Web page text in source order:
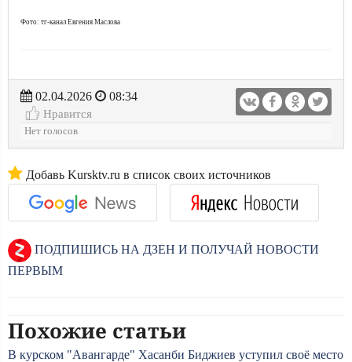
Фото: тг-канал Евгения Маслова
02.04.2026
08:34
Нравится
Нет голосов
Добавь Kursktv.ru в список своих источников
ПОДПИШИСЬ НА ДЗЕН И ПОЛУЧАЙ НОВОСТИ
ПЕРВЫМ
Похожие статьи
В курском "Авангарде" Хасанби Биджиев уступил своё место